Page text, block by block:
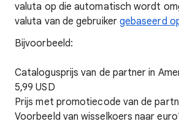
valuta op die automatisch wordt
valuta van de gebruiker gebaseerd
Bijvoorbeeld:
Catalogusprijs van de partner in
5,99 USD
Prijs met promotiecode van de
Voorbeeld van wisselkoers naar